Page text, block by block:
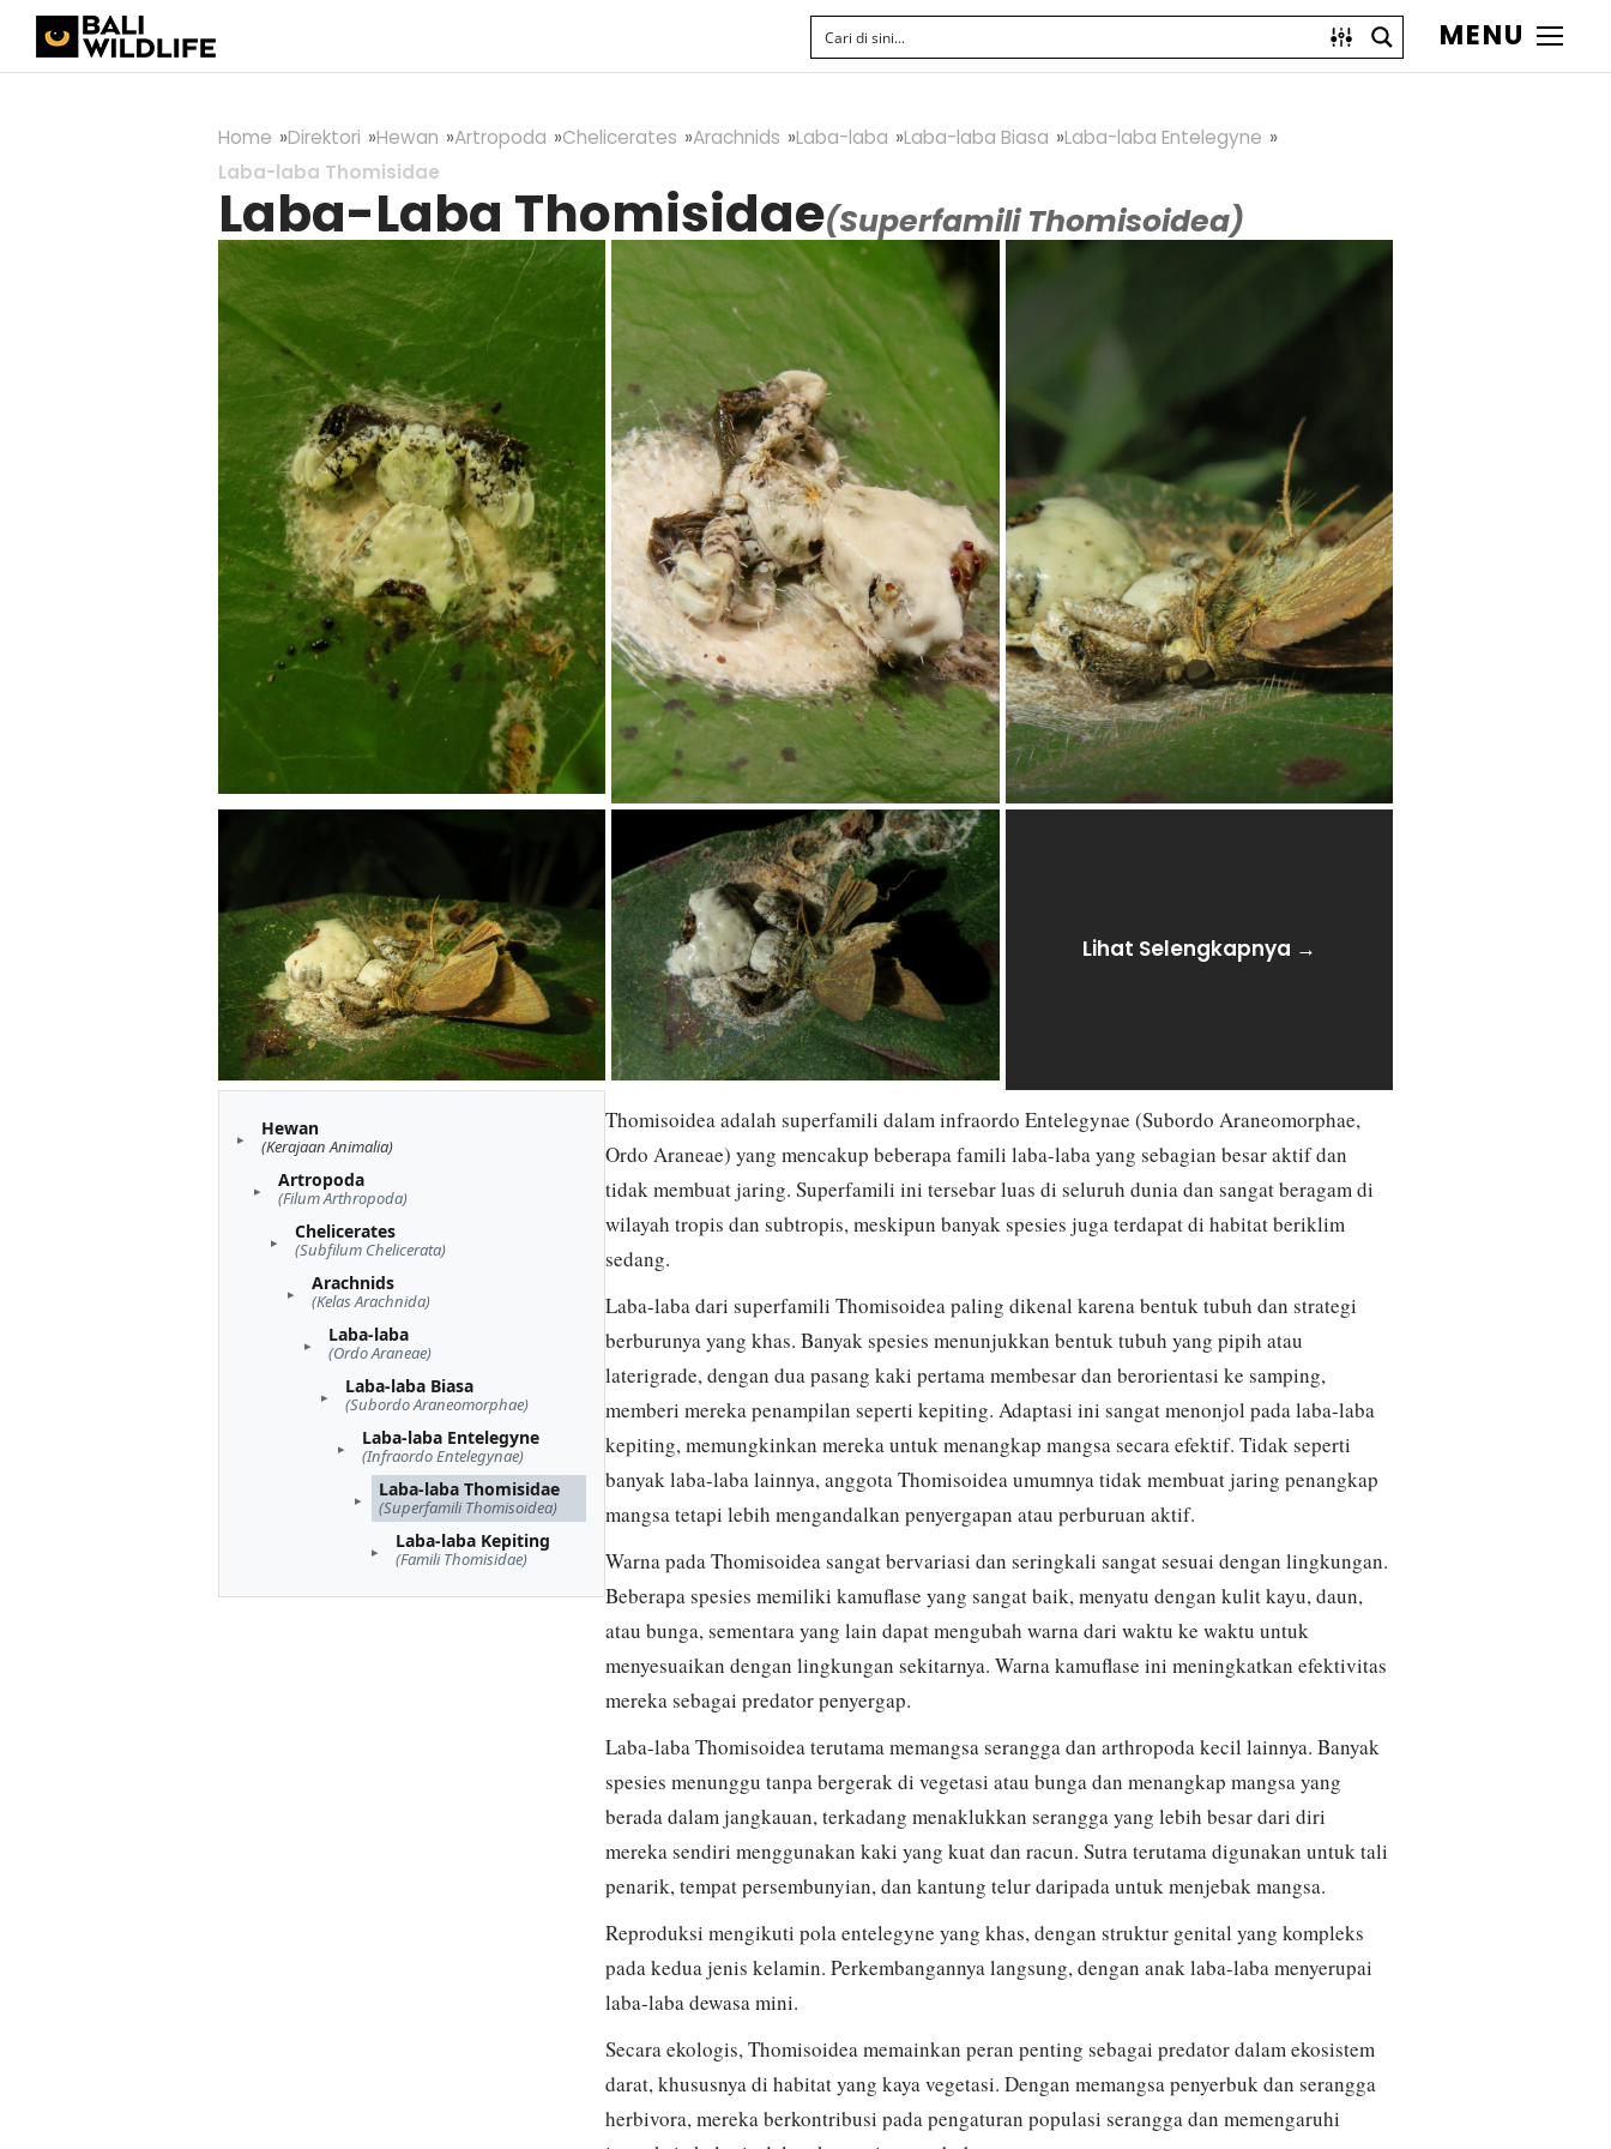
MENU
Home Direktori Hewan Artropoda Chelicerates Arachnids Laba-laba Laba-laba Biasa
Laba-laba Entelegyne
Laba-laba Thomisidae
Laba-Laba Thomisidae(Superfamili Thomisoidea)
Lihat Selengkapnya →
Hewan
(Kerajaan Animalia)
Artropoda
(Filum Arthropoda)
Chelicerates
(Subfilum Chelicerata)
Arachnids
(Kelas Arachnida)
Laba-laba
(Ordo Araneae)
Laba-laba Biasa
(Subordo Araneomorphae)
Laba-laba Entelegyne
(Infraordo Entelegynae)
Laba-laba Thomisidae
(Superfamili Thomisoidea)
Laba-laba Kepiting
(Famili Thomisidae)
Thomisoidea adalah superfamili dalam infraordo Entelegynae (Subordo Araneomorphae,
Ordo Araneae) yang mencakup beberapa famili laba-laba yang sebagian besar aktif dan
tidak membuat jaring. Superfamili ini tersebar luas di seluruh dunia dan sangat beragam di
wilayah tropis dan subtropis, meskipun banyak spesies juga terdapat di habitat beriklim
sedang.
Laba-laba dari superfamili Thomisoidea paling dikenal karena bentuk tubuh dan strategi
berburunya yang khas. Banyak spesies menunjukkan bentuk tubuh yang pipih atau
laterigrade, dengan dua pasang kaki pertama membesar dan berorientasi ke samping,
memberi mereka penampilan seperti kepiting. Adaptasi ini sangat menonjol pada laba-laba
kepiting, memungkinkan mereka untuk menangkap mangsa secara efektif. Tidak seperti
banyak laba-laba lainnya, anggota Thomisoidea umumnya tidak membuat jaring penangkap
mangsa tetapi lebih mengandalkan penyergapan atau perburuan aktif.
Warna pada Thomisoidea sangat bervariasi dan seringkali sangat sesuai dengan lingkungan.
Beberapa spesies memiliki kamuflase yang sangat baik, menyatu dengan kulit kayu, daun,
atau bunga, sementara yang lain dapat mengubah warna dari waktu ke waktu untuk
menyesuaikan dengan lingkungan sekitarnya. Warna kamuflase ini meningkatkan efektivitas
mereka sebagai predator penyergap.
Laba-laba Thomisoidea terutama memangsa serangga dan arthropoda kecil lainnya. Banyak
spesies menunggu tanpa bergerak di vegetasi atau bunga dan menangkap mangsa yang
berada dalam jangkauan, terkadang menaklukkan serangga yang lebih besar dari diri
mereka sendiri menggunakan kaki yang kuat dan racun. Sutra terutama digunakan untuk tali
penarik, tempat persembunyian, dan kantung telur daripada untuk menjebak mangsa.
Reproduksi mengikuti pola entelegyne yang khas, dengan struktur genital yang kompleks
pada kedua jenis kelamin. Perkembangannya langsung, dengan anak laba-laba menyerupai
laba-laba dewasa mini.
Secara ekologis, Thomisoidea memainkan peran penting sebagai predator dalam ekosistem
darat, khususnya di habitat yang kaya vegetasi. Dengan memangsa penyerbuk dan serangga
herbivora, mereka berkontribusi pada pengaturan populasi serangga dan memengaruhi